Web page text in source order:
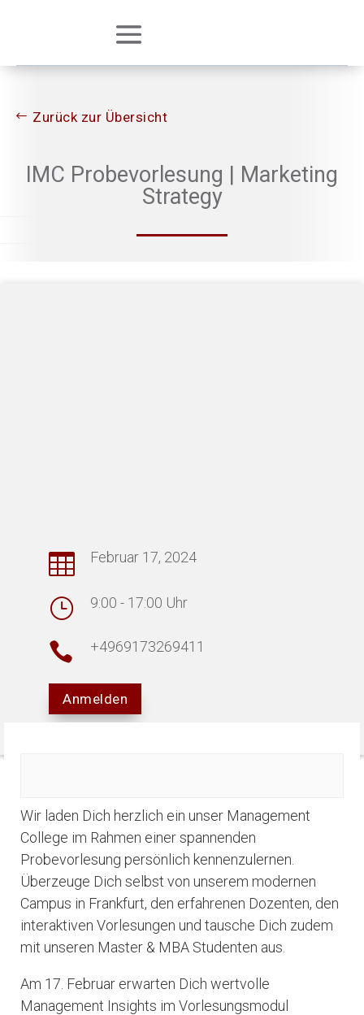
Zurück zur Übersicht
IMC Probevorlesung | Marketing
Strategy
 Februar 17, 2024
} 9:00 - 17:00 Uhr
 +4969173269411
Anmelden
Wir laden Dich herzlich ein unser Management
College im Rahmen einer spannenden
Probevorlesung persönlich kennenzulernen.
Überzeuge Dich selbst von unserem modernen
Campus in Frankfurt, den erfahrenen Dozenten, den
interaktiven Vorlesungen und tausche Dich zudem
mit unseren Master & MBA Studenten aus.
Am 17. Februar erwarten Dich wertvolle
Management Insights im Vorlesungsmodul